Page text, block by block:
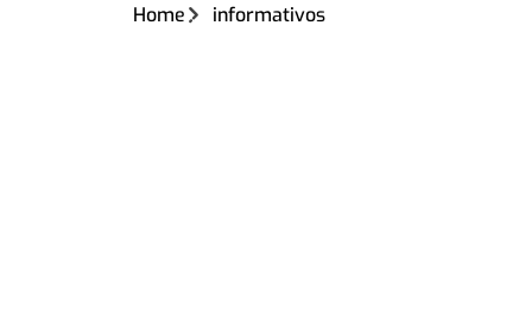
Home informativos